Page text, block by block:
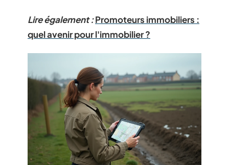
Lire également :Promoteurs immobiliers :
quel avenir pour l'immobilier ?